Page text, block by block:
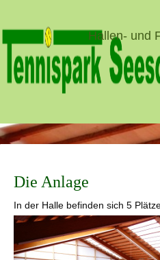
Hallen- und
Die Anlage
In der Halle befinden sich 5